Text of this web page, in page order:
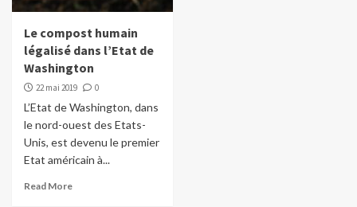
Le compost humain
légalisé dans l’Etat de
Washington
22 mai 2019 0
L’Etat de Washington, dans
le nord-ouest des Etats-
Unis, est devenu le premier
Etat américain à...
Read More